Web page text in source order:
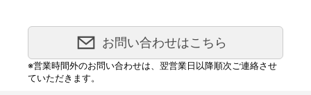
お問い合わせはこちら
※営業時間外のお問い合わせは、翌営業日以降順次ご連絡させ
ていただきます。